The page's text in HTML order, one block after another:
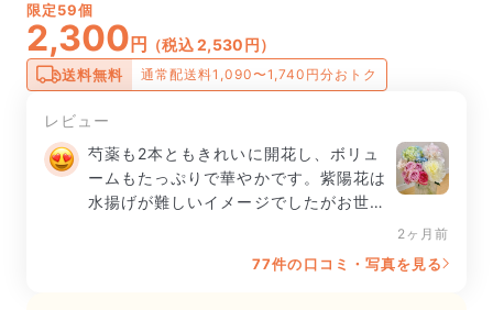
限定59個
2,300円 （税込 2,530円）
送料無料 通常配送料1,090〜1,740円分おトク
レビュー
芍薬も2本ともきれいに開花し、ボリュ
ームもたっぷりで華やかです。紫陽花は
水揚げが難しいイメージでしたがお世話
2ヶ月前
77件の口コミ・写真を見る